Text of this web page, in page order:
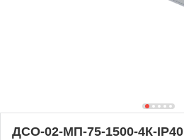
ДСО-02-МП-75-1500-4К-IP40